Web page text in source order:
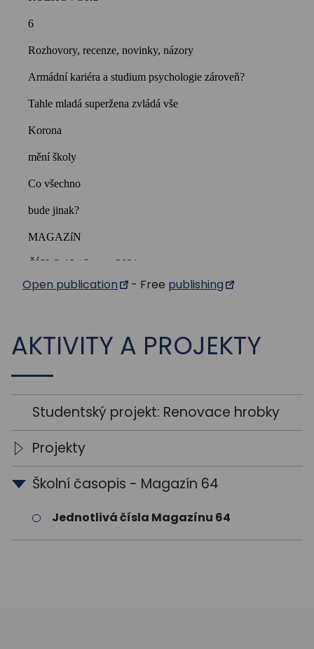
Open publication - Free publishing
AKTIVITY A PROJEKTY
Studentský projekt: Renovace hrobky
Projekty
Healthy Mind - Erasmus+
Česko-polské fórum. Projekt Zmizelé osudy.
Školní časopis - Magazín 64
Jednotlivá čísla Magazínu 64